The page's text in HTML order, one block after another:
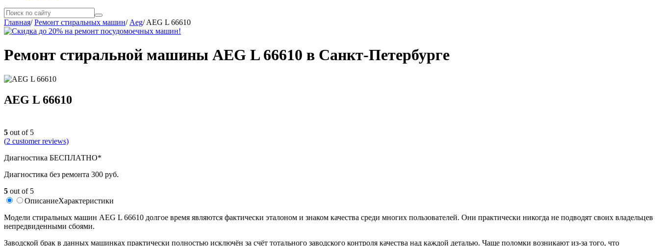
Главная/Ремонт стиральных машин/ Aeg/AEG L 66610
Ремонт стиральной машины AEG L 66610 в Санкт-Петербурге
AEG L 66610
5 out of 5
(2 customer reviews)
Диагностика БЕСПЛАТНО*
Диагностика без ремонта 300 руб.
5 out of 5
ОписаниеХарактеристики
Модели стиральных машин AEG L 66610 долгое время являются фактически эталоном и знаком качества среди многих пользователей. Они практически никогда не подводят своих владельцев
непредвиденными сбоями.
Заводской брак в данных машинках практически полностью исключён за счёт тотального заводского контроля качества над каждой деталью. Чаще поломки возникают из-за того, что